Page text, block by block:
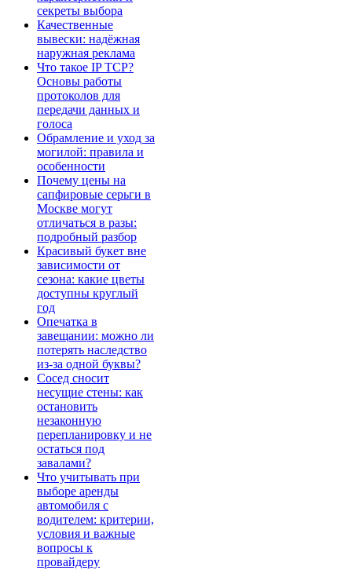
секреты выбора
Качественные
вывески: надёжная
наружная реклама
Что такое IP TCP?
Основы работы
протоколов для
передачи данных и
голоса
Обрамление и уход за
могилой: правила и
особенности
Почему цены на
сапфировые серьги в
Москве могут
отличаться в разы:
подробный разбор
Красивый букет вне
зависимости от
сезона: какие цветы
доступны круглый
год
Опечатка в
завещании: можно ли
потерять наследство
из-за одной буквы?
Сосед сносит
несущие стены: как
остановить
незаконную
перепланировку и не
остаться под
завалами?
Что учитывать при
выборе аренды
автомобиля с
водителем: критерии,
условия и важные
вопросы к
провайдеру